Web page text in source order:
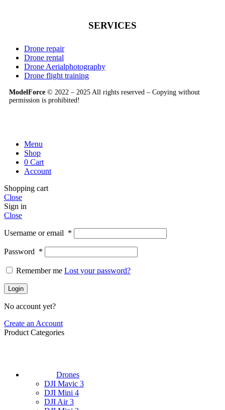
SERVICES
Drone repair
Drone rental
Drone Aerialphotography
Drone flight training
ModelForce © 2022 – 2025 All rights reserved – Copying without
permission is prohibited!
Menu
Shop
0 Cart
Account
Shopping cart
Close
Sign in
Close
Username or email *
Password *
Remember me Lost your password?
Login
No account yet?
Create an Account
Product Categories
Drones
DJI Mavic 3
DJI Mini 4
DJI Air 3